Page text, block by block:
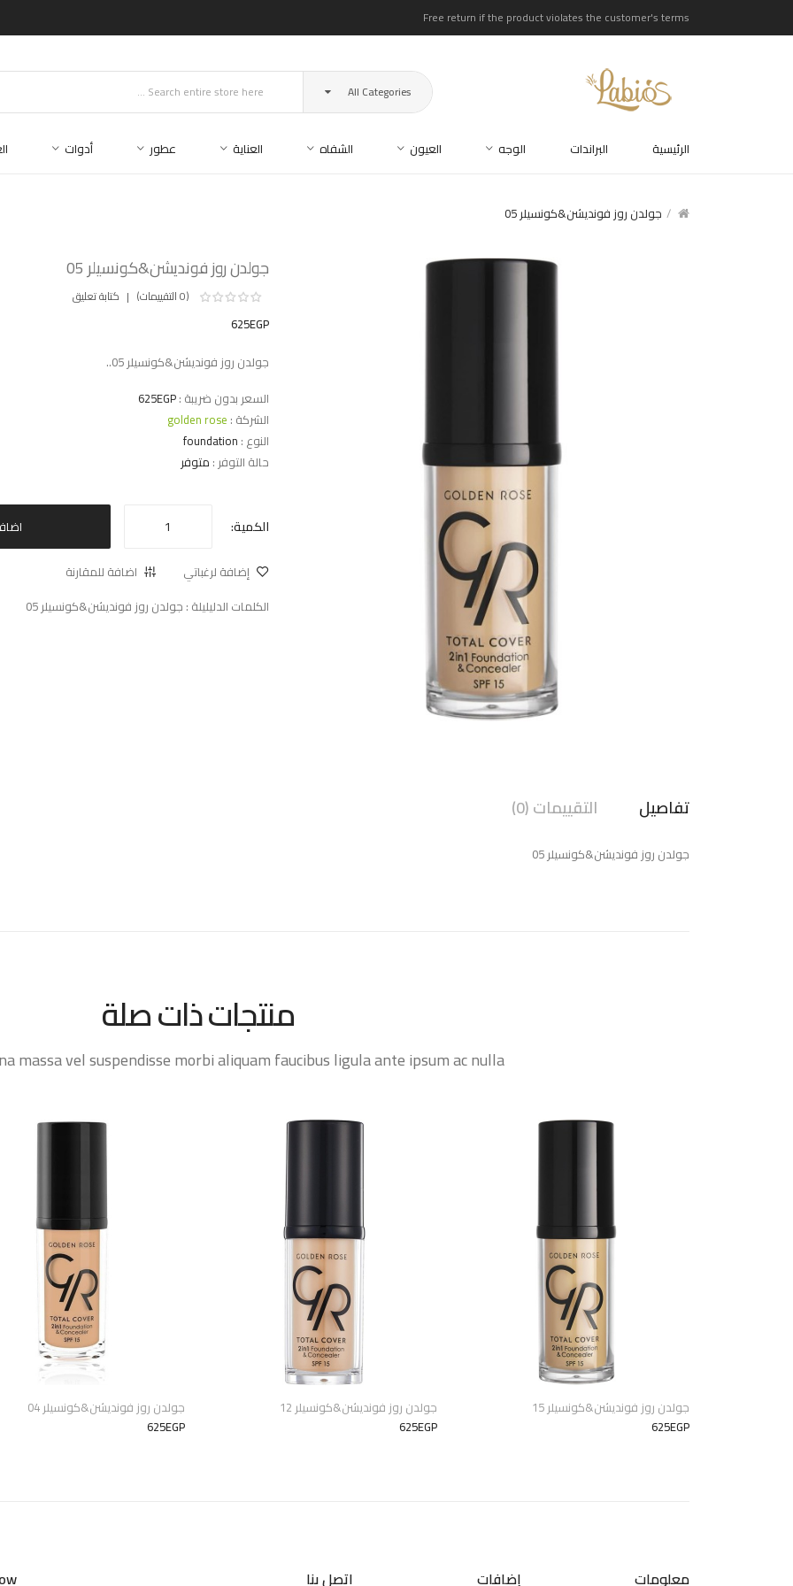
Free return if the product violates the customer's terms
All Categories
الرئيسية البراندات الوجه العيون الشفاه العناية عطور أدوات
جولدن روز فونديشن&كونسيلر 05
جولدن روز فونديشن&كونسيلر 05
(0 التقييمات) كتابة تعليق
625EGP
جولدن روز فونديشن&كونسيلر 05..
السعر بدون ضريبة :625EGP
الشركة : golden rose
النوع : foundation
حالة التوفر : متوفر
الكمية:
إضافة لرغباتي
اضافة للمقارنة
الكلمات الدليليلة : جولدن روز فونديشن&كونسيلر 05
تفاصيل التقييمات (0)
جولدن روز فونديشن&كونسيلر 05
منتجات ذات صلة
massa vel suspendisse morbi aliquam faucibus ligula ante ipsum ac nulla.
جولدن روز فونديشن&كونسيلر 04
625EGP
جولدن روز فونديشن&كونسيلر 12
625EGP
جولدن روز فونديشن&كونسيلر 15
625EGP
معلومات إضافات اتصل بنا